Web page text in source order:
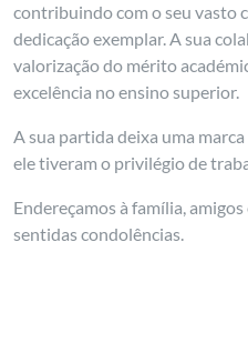
contribuindo com o seu vasto
dedicação exemplar. A sua
valorização do mérito
excelência no ensino superior.
A sua partida deixa uma
ele tiveram o privilégio de
Endereçamos à família, amigos
sentidas condolências.